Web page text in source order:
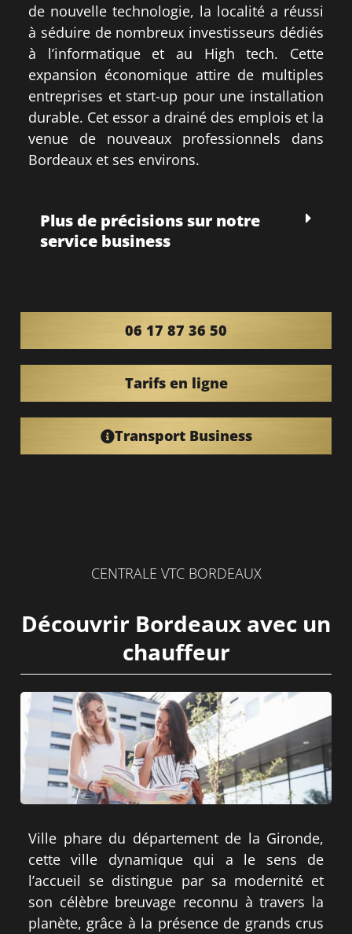
de nouvelle technologie, la localité a réussi
à séduire de nombreux investisseurs dédiés
à l’informatique et au High tech. Cette
expansion économique attire de multiples
entreprises et start-up pour une installation
durable. Cet essor a drainé des emplois et la
venue de nouveaux professionnels dans
Bordeaux et ses environs.
Plus de précisions sur notre
service business
06 17 87 36 50
Tarifs en ligne
Transport Business
CENTRALE VTC BORDEAUX
Découvrir Bordeaux avec un
chauffeur
Ville phare du département de la Gironde,
cette ville dynamique qui a le sens de
l’accueil se distingue par sa modernité et
son célèbre breuvage reconnu à travers la
planète, grâce à la présence de grands crus